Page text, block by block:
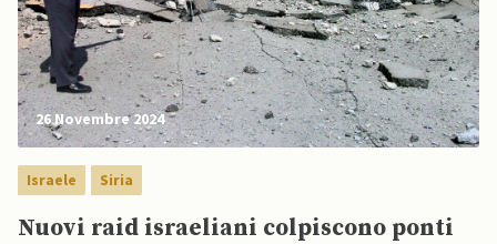
26 Novembre 2024
Israele Siria
Nuovi raid israeliani colpiscono ponti